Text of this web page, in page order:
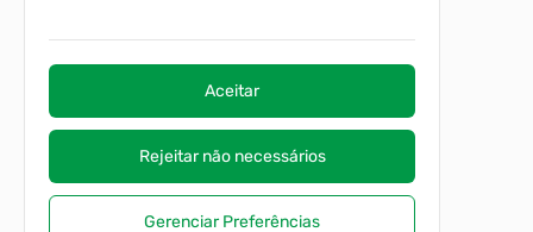
Aceitar
Rejeitar não necessários
Gerenciar Preferências